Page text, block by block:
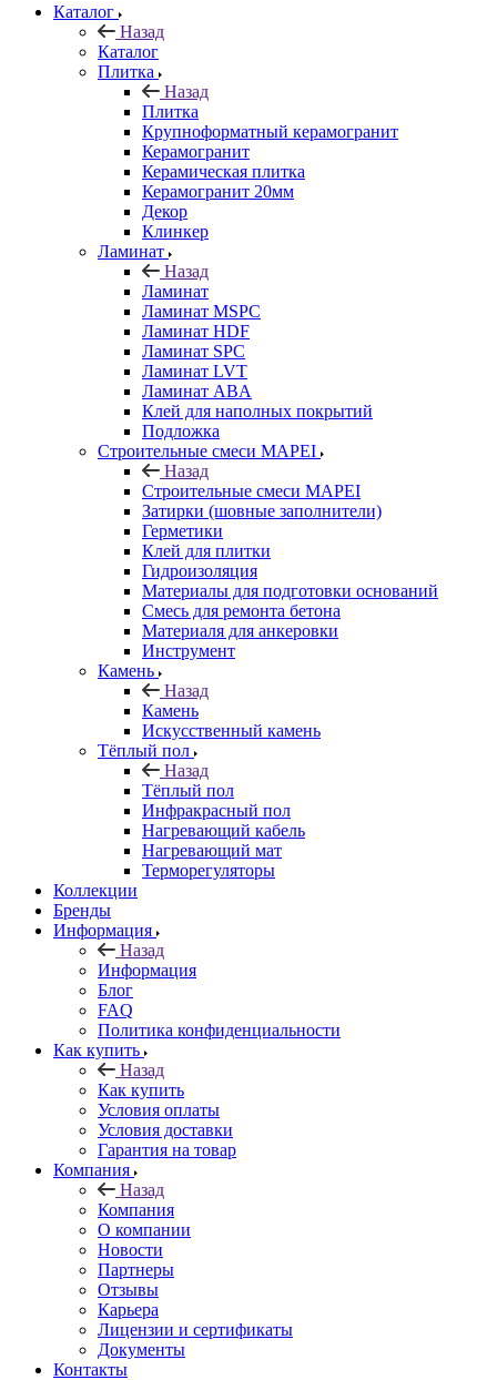
Каталог
Назад
Каталог
Плитка
Назад
Плитка
Крупноформатный керамогранит
Керамогранит
Керамическая плитка
Керамогранит 20мм
Декор
Клинкер
Ламинат
Назад
Ламинат
Ламинат MSPC
Ламинат HDF
Ламинат SPC
Ламинат LVT
Ламинат ABA
Клей для наполных покрытий
Подложка
Строительные смеси MAPEI
Назад
Строительные смеси MAPEI
Затирки (шовные заполнители)
Герметики
Клей для плитки
Гидроизоляция
Материалы для подготовки оснований
Смесь для ремонта бетона
Материаля для анкеровки
Инструмент
Камень
Назад
Камень
Искусственный камень
Тёплый пол
Назад
Тёплый пол
Инфракрасный пол
Нагревающий кабель
Нагревающий мат
Терморегуляторы
Коллекции
Бренды
Информация
Назад
Информация
Блог
FAQ
Политика конфиденциальности
Как купить
Назад
Как купить
Условия оплаты
Условия доставки
Гарантия на товар
Компания
Назад
Компания
О компании
Новости
Партнеры
Отзывы
Карьера
Лицензии и сертификаты
Документы
Контакты